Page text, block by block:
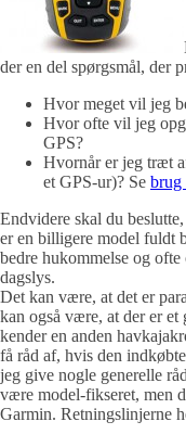
der en del spørgsmål, der
Hvor meget vil jeg
Hvor ofte vil jeg
GPS?
Hvornår er jeg træt
et GPS-ur)? Se brug
Endvidere skal du
er en billigere model fuldt
bedre hukommelse og
dagslys.
Det kan være, at det er
kan også være, at der er et
kender en anden
få råd af, hvis den
jeg give nogle generelle
være model-fikseret, men
Garmin. Retningslinjerne